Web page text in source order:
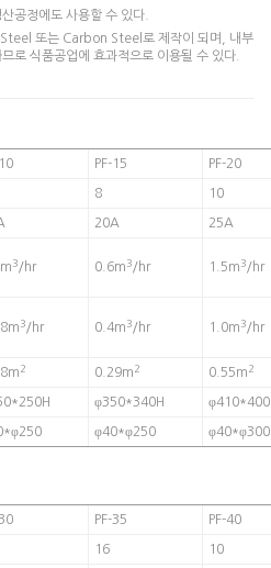
공정에도 사용할 수 있다.
또는 Carbon Steel로 제작이 되며, 내부
로 식품공업에 효과적으로 이용될 수 있다.
PF-15 PF-20
8 10
20A 25A
3 /hr 0.6m 3 /hr 1.5m 3 /hr
3 /hr 0.4m 3 /hr 1.0m 3 /hr
2 0.29m 2 0.55m 2
φ350*340H
φ40*φ250 φ40*φ300
PF-35 PF-40
16 10